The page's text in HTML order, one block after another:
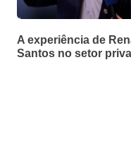
A experiência de
Santos no setor